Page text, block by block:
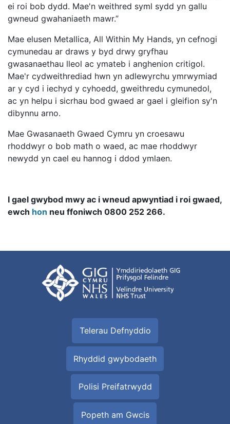
ei roi bob dydd. Mae'n weithred syml sydd yn gallu
gwneud gwahaniaeth mawr.”
Mae elusen Metallica, All Within My Hands, yn cefnogi
cymunedau ar draws y byd drwy gryfhau
gwasanaethau lleol ac ymateb i anghenion critigol.
Mae'r cydweithrediad hwn yn adlewyrchu ymrwymiad
ar y cyd i iechyd y cyhoedd, gweithredu cymunedol,
ac yn helpu i sicrhau bod gwaed ar gael i gleifion sy'n
dibynnu arno.
Mae Gwasanaeth Gwaed Cymru yn croesawu
rhoddwyr o bob math o waed, ac mae rhoddwyr
newydd yn cael eu hannog i ddod ymlaen.
I gael gwybod mwy ac i wneud apwyntiad i roi gwaed,
ewch hon neu ffoniwch 0800 252 266.
Telerau Defnyddio
Rhyddid gwybodaeth
Polisi Preifatrwydd
Popeth am Gwcis